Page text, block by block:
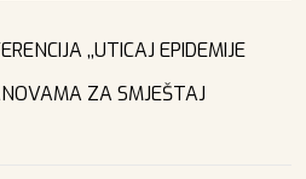
,,UTICAJ EPIDEMIJE
ZA SMJEŠTAJ